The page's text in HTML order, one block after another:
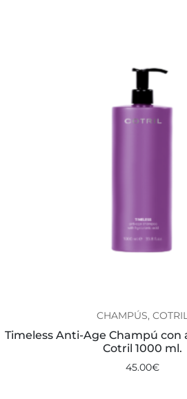
CHAMPÚS,
Timeless Anti-Age Champú con
Cotril 1000 ml.
45.00€